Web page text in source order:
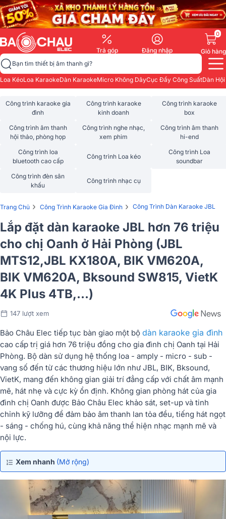
Trả góp Đăng nhập
0
Giỏ hàng
Bạn tìm thiết bị âm thanh gì?
Loa KéoLoa KaraokeDàn KaraokeMicro Không DâyCục Đẩy Công SuấtDàn
Công trình karaoke gia
đình
Công trình karaoke
kinh doanh
Công trình karaoke
box
Công trình âm thanh
hội thảo, phòng họp
Công trình nghe nhạc,
xem phim
Công trình âm thanh
hi-end
Công trình loa
bluetooth cao cấp
Công trình Loa kéo
Công trình Loa
soundbar
Công trình đèn sân
khấu
Công trình nhạc cụ
Trang Chủ › Công Trình Karaoke Gia Đình › Công Trình Dàn Karaoke JBL
Lắp đặt dàn karaoke JBL hơn 76 triệu
cho chị Oanh ở Hải Phòng (JBL
MTS12,JBL KX180A, BIK VM620A,
BIK VM620A, Bksound SW815, VietK
4K Plus 4TB,...)
147 lượt xem
Bảo Châu Elec tiếp tục bàn giao một bộ dàn karaoke gia đình
cao cấp trị giá hơn 76 triệu đồng cho gia đình chị Oanh tại Hải
Phòng. Bộ dàn sử dụng hệ thống loa - amply - micro - sub -
vang số đến từ các thương hiệu lớn như JBL, BIK, Bksound,
VietK, mang đến không gian giải trí đẳng cấp với chất âm mạnh
mẽ, hát nhẹ và cực kỳ ổn định. Không gian phòng hát của gia
đình chị Oanh được Bảo Châu Elec khảo sát, set-up và tinh
chỉnh kỹ lưỡng để đảm bảo âm thanh lan tỏa đều, tiếng hát ngọt
- sáng - chống hú, cùng khả năng thể hiện nhạc mạnh mẽ và
nội lực.
Xem nhanh (Mở rộng)